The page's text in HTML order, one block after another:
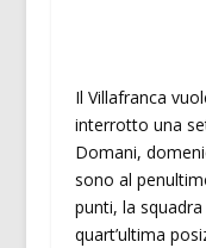
Il Villafranca
interrotto una
Domani,
sono al
punti, la
quart’ultima